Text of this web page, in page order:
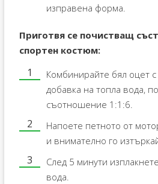
изправена форма.
Приготвя се почистващ
спортен костюм:
Комбинирайте бял оцет
добавка на топла вода,
съотношение 1:1:6.
Напоете петното от
и внимателно го
След 5 минути
вода.